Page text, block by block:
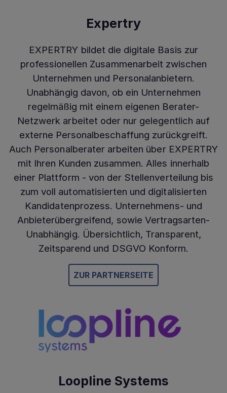
Expertry
EXPERTRY bildet die digitale Basis zur
professionellen Zusammenarbeit zwischen
Unternehmen und Personalanbietern.
Unabhängig davon, ob ein Unternehmen
regelmäßig mit einem eigenen Berater-
Netzwerk arbeitet oder nur gelegentlich auf
externe Personalbeschaffung zurückgreift.
Auch Personalberater arbeiten über EXPERTRY
mit Ihren Kunden zusammen. Alles innerhalb
einer Plattform - von der Stellenverteilung bis
zum voll automatisierten und digitalisierten
Kandidatenprozess. Unternehmens- und
Anbieterübergreifend, sowie Vertragsarten-
Unabhängig. Übersichtlich, Transparent,
Zeitsparend und DSGVO Konform.
ZUR PARTNERSEITE
Loopline Systems